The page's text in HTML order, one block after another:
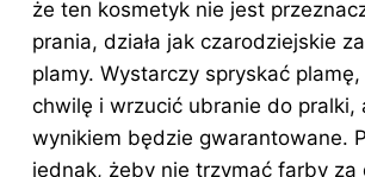
że ten kosmetyk nie jest
prania, działa jak czarodziejskie
plamy. Wystarczy spryskać
chwilę i wrzucić ubranie do pralki,
wynikiem będzie gwarantowane.
jednak, żeby nie trzymać farby za